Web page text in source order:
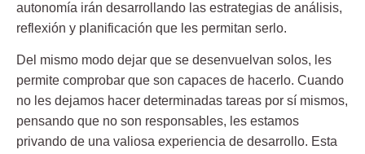
autonomía irán desarrollando las estrategias de análisis,
reflexión y planificación que les permitan serlo.
Del mismo modo dejar que se desenvuelvan solos, les
permite comprobar que son capaces de hacerlo. Cuando
no les dejamos hacer determinadas tareas por sí mismos,
pensando que no son responsables, les estamos
privando de una valiosa experiencia de desarrollo. Esta